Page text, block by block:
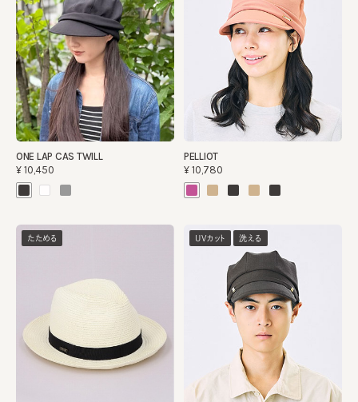
ONE LAP CAS TWILL
¥10,450
PELLIOT
¥10,780
たためる UVカット 洗える